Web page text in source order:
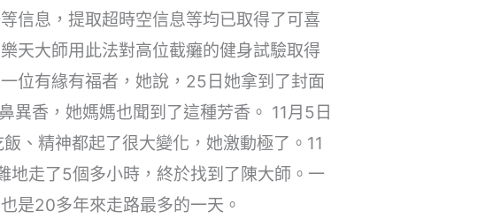
信息，提取超時空信息等均已取得了可喜
天大師用此法對高位截癱的健身試驗取得
位有緣有福者，她說，25日她拿到了封面
異香，她媽媽也聞到了這種芳香。 11月5日
、精神都起了很大變化，她激動極了。11
地走了5個多小時，終於找到了陳大師。一
是20多年來走路最多的一天。